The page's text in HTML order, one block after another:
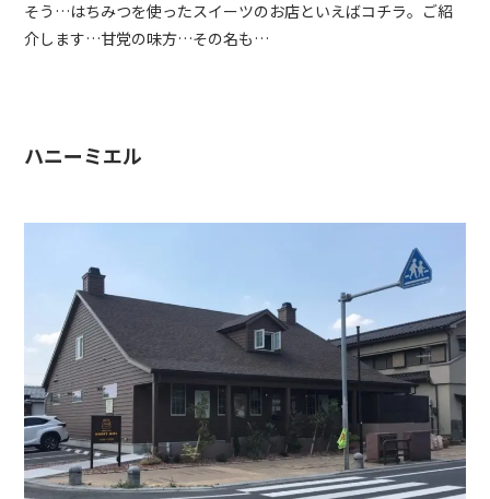
そう…はちみつを使ったスイーツのお店といえばコチラ。ご紹
介します…甘党の味方…その名も…
ハニーミエル